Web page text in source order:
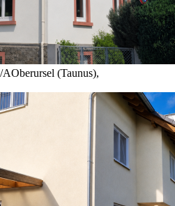
AOberursel (Taunus),